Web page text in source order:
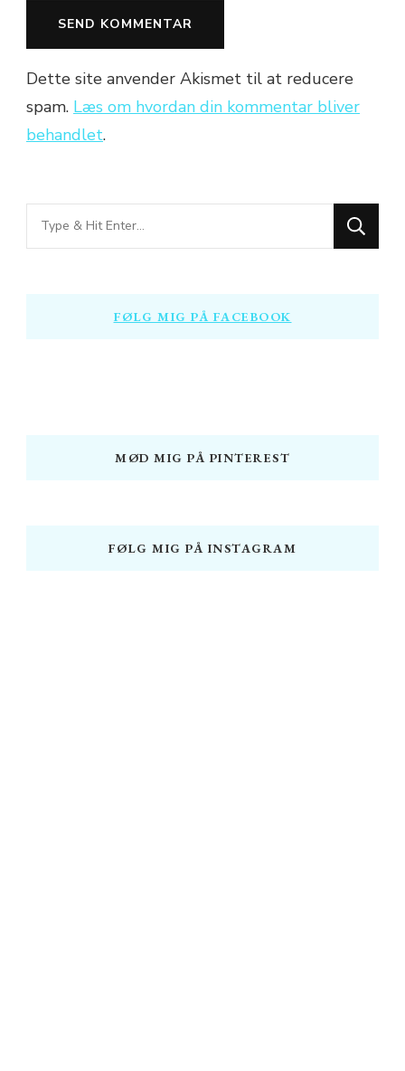
Dette site anvender Akismet til at reducere
spam. Læs om hvordan din kommentar bliver
behandlet.
Looking
for
FØLG MIG PÅ FACEBOOK
MØD MIG PÅ PINTEREST
FØLG MIG PÅ INSTAGRAM